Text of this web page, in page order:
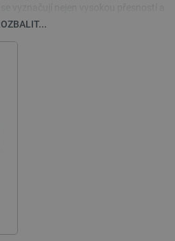
také malými rozměry, což je při
virtuálních her.